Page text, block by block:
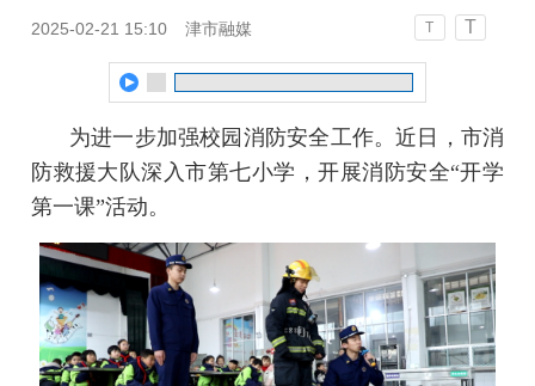
2025-02-21 15:10 津市融媒 T T
为进一步加强校园消防安全工作。近日，市消
防救援大队深入市第七小学，开展消防安全“开学
第一课”活动。